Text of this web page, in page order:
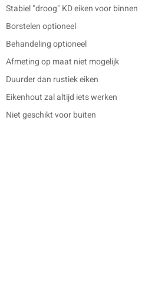
Stabiel "droog" KD eiken voor binnen
Borstelen optioneel
Behandeling optioneel
Afmeting op maat niet mogelijk
Duurder dan rustiek eiken
Eikenhout zal altijd iets werken
Niet geschikt voor buiten